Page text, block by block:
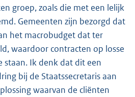
groep, zoals die met een lelijk
Gemeenten zijn bezorgd dat
het macrobudget dat ter
waardoor contracten op losse
staan. Ik denk dat dit een
bij de Staatssecretaris aan
waarvan de cliënten